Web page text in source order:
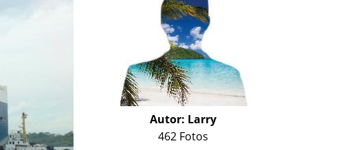
Autor: Larry
462 Fotos